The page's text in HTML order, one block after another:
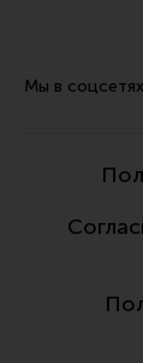
Мы в